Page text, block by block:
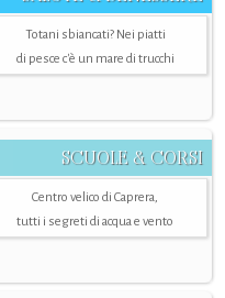
Totani sbiancati? Nei piatti
di pesce c'è un mare di trucchi
SCUOLE & CORSI
Centro velico di Caprera,
tutti i segreti di acqua e vento